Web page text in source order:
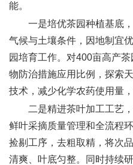
能。
一是培优茶园种植基底
气候与土壤条件，因地制宜
园培育工作。对400亩高产
物防治措施应用比例，探索
技术，减少化学农药使用量
二是精进茶叶加工工艺
鲜叶采摘质量管理和全流程
捡剔工序，去粗取精，将次
清爽、叶底匀整。同时持续